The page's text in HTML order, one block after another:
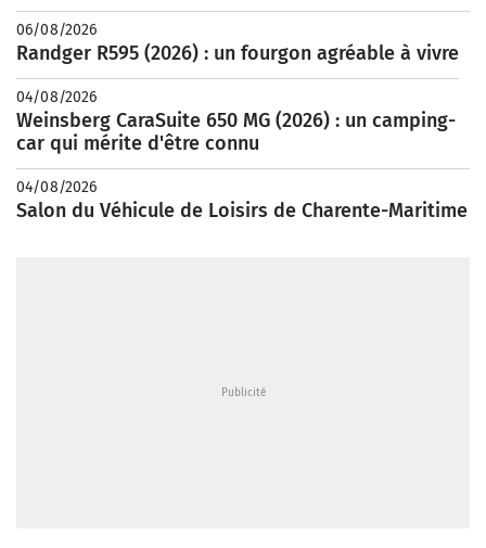
06/08/2026
Randger R595 (2026) : un fourgon agréable à vivre
04/08/2026
Weinsberg CaraSuite 650 MG (2026) : un camping-
car qui mérite d'être connu
04/08/2026
Salon du Véhicule de Loisirs de Charente-Maritime